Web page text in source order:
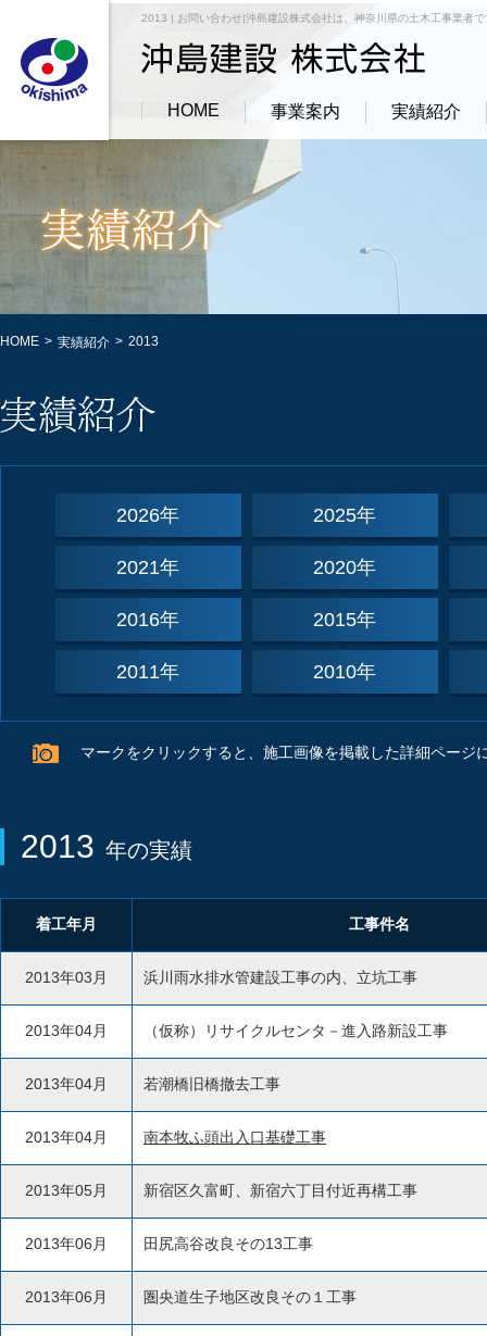
2013 | お問い合わせ|沖島建設株式会社は、神奈川県の土木工事業者で
HOME 事業案内 実績紹介
HOME > 実績紹介 > 2013
2026年 2025年
2021年 2020年
2016年 2015年
2011年 2010年
マークをクリックすると、施工画像を掲載した詳細ページ
2013 年の実績
着工年月 工事件名
2013年03月 浜川雨水排水管建設工事の内、立坑工事
2013年04月 （仮称）リサイクルセンタ－進入路新設工事
2013年04月 若潮橋旧橋撤去工事
2013年04月 南本牧ふ頭出入口基礎工事
2013年05月 新宿区久富町、新宿六丁目付近再構工事
2013年06月 田尻高谷改良その13工事
2013年06月 圏央道生子地区改良その１工事